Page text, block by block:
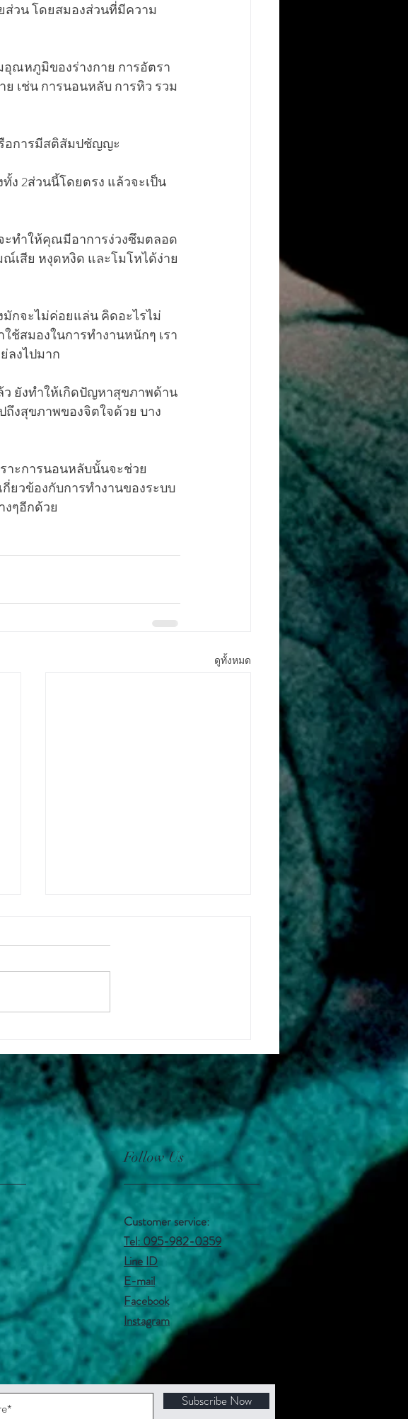
ส่วน โดยสมองส่วนที่มีความ
ณหภูมิของร่างกาย การอัตรา
เช่น การนอนหลับ การหิว รวม
อการมีสติสัมปชัญญะ
ง 2ส่วนนี้โดยตรง แล้วจะเป็น
ะทำให้คุณมีอาการง่วงซึมตลอด
เสีย หงุดหงิด และโมโหได้ง่าย
มักจะไม่ค่อยแล่น คิดอะไรไม่
ช้สมองในการทำงานหนักๆ เรา
ลงไปมาก
ยังทำให้เกิดปัญหาสุขภาพด้าน
ถึงสุขภาพของจิตใจด้วย บาง
าะการนอนหลับนั้นจะช่วย
ยวข้องกับการทำงานของระบบ
งๆอีกด้วย
ดูทั้งหมด
Sweetened Rice)
Follow Us
Customer service:
Tel: 095-982-0359
Line ID
E-mail
Facebook
Instagram
Subscribe Now